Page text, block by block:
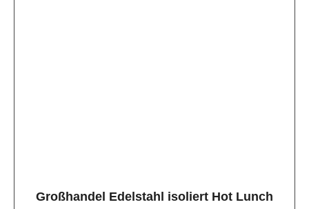
Großhandel Edelstahl isoliert Hot Lunch